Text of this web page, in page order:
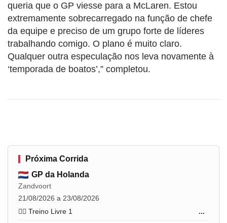
queria que o GP viesse para a McLaren. Estou
extremamente sobrecarregado na função de chefe
da equipe e preciso de um grupo forte de líderes
trabalhando comigo. O plano é muito claro.
Qualquer outra especulação nos leva novamente à
‘temporada de boatos’,” completou.
Próxima Corrida
GP da Holanda
Zandvoort
21/08/2026 a 23/08/2026
🏋️‍♂️ Treino Livre 1
...